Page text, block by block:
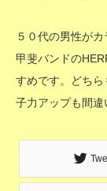
５０代の男性が
甲斐バンドの
すめです。どち
子力アップも間違